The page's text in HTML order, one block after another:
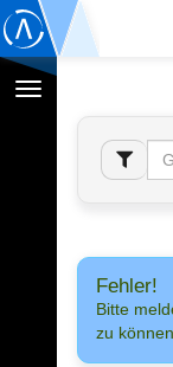
Navigation
umschalten
Fehler!
Bitte
zu können.